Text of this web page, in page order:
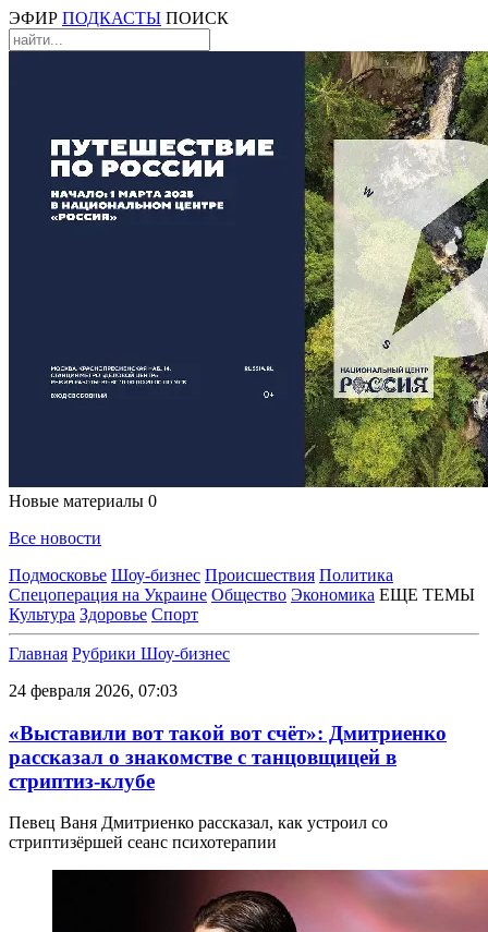
ЭФИР ПОДКАСТЫ ПОИСК
Новые материалы 0
Все новости
Подмосковье Шоу-бизнес Происшествия Политика
Спецоперация на Украине Общество Экономика ЕЩЕ ТЕМЫ
Культура Здоровье Спорт
Главная Рубрики Шоу-бизнес
24 февраля 2026, 07:03
«Выставили вот такой вот счёт»: Дмитриенко
рассказал о знакомстве с танцовщицей в
стриптиз-клубе
Певец Ваня Дмитриенко рассказал, как устроил со
стриптизёршей сеанс психотерапии